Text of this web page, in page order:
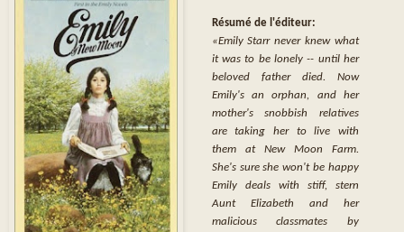
Résumé de l'éditeur:
«Emily Starr never knew what
it was to be lonely -- until her
beloved father died. Now
Emily's an orphan, and her
mother's snobbish relatives
are taking her to live with
them at New Moon Farm.
She's sure she won't be happy
Emily deals with stiff, stern
Aunt Elizabeth and her
malicious classmates by